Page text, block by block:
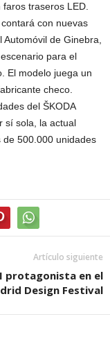
traseros LED.
con nuevas
Automóvil de Ginebra,
para el
El modelo juega un
checo.
del ŠKODA
sí sola, la actual
500.000 unidades
Artículo siguiente
protagonista en el
Design Festival